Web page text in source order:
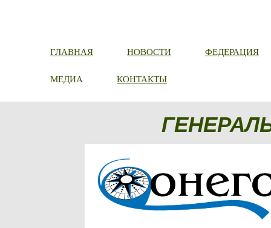
ГЛАВНАЯ НОВОСТИ ФЕДЕРАЦИЯ
МЕДИА КОНТАКТЫ